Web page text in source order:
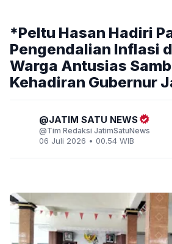
*Peltu Hasan Hadiri
Pengendalian Inflasi
Warga Antusias
Kehadiran Gubernur
JATIM SATU NEWS
Tim Redaksi JatimSatuNews
06 Juli 2026 • 00.54 WIB